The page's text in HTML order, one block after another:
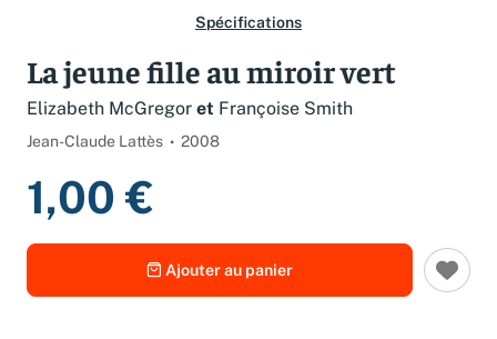
La jeune fille au miroir vert
Elizabeth McGregor Françoise Smith
1,00 €
Ajouter au panier